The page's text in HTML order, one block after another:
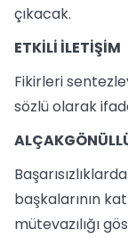
çıkacak.
ETKİLİ İLETİŞİM
Fikirleri
sözlü olarak
başkalarının
mütevazılığı